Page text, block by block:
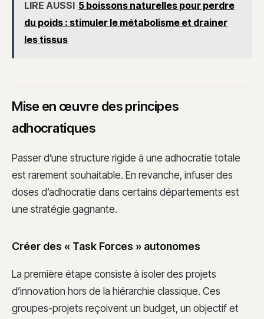
LIRE AUSSI 5 boissons naturelles pour perdre
du poids : stimuler le métabolisme et drainer
les tissus
Mise en œuvre des principes
adhocratiques
Passer d’une structure rigide à une adhocratie totale
est rarement souhaitable. En revanche, infuser des
doses d’adhocratie dans certains départements est
une stratégie gagnante.
Créer des « Task Forces » autonomes
La première étape consiste à isoler des projets
d’innovation hors de la hiérarchie classique. Ces
groupes-projets reçoivent un budget, un objectif et